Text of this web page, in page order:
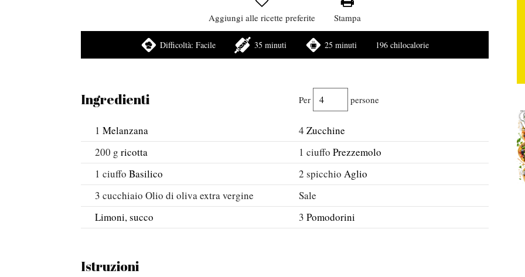
Aggiungi alle ricette preferite Stampa
Difficoltà:Facile 35 minuti 25 minuti 196 chilocalorie
Ingredienti Per persone
1 Melanzana 4 Zucchine
200 g ricotta 1 ciuffo Prezzemolo
1 ciuffo Basilico 2 spicchio Aglio
3 cucchiaio Olio di oliva extra vergine
Sale
Limoni, succo
3 Pomodorini
Istruzioni